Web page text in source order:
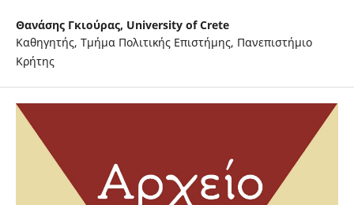
Θανάσης Γκιούρας, University of Crete
Καθηγητής, Τμήμα Πολιτικής Επιστήμης, Πανεπιστήμιο
Κρήτης